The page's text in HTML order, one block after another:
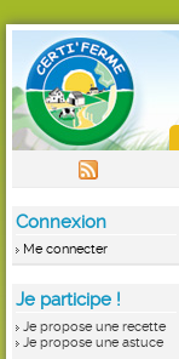
Connexion
Me connecter
Je participe !
Je propose une recette
Je propose une astuce